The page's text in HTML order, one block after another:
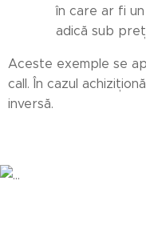
în care ar fi
adică sub
Aceste exemple se
call. În cazul
inversă.